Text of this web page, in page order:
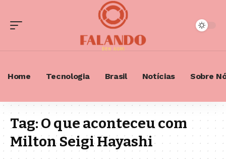
Home Tecnologia Brasil Notícias Sobre
Tag:O que aconteceu com
Milton Seigi Hayashi